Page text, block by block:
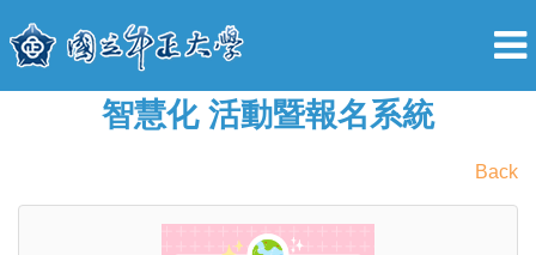
智慧化 活動暨報名系統
Back